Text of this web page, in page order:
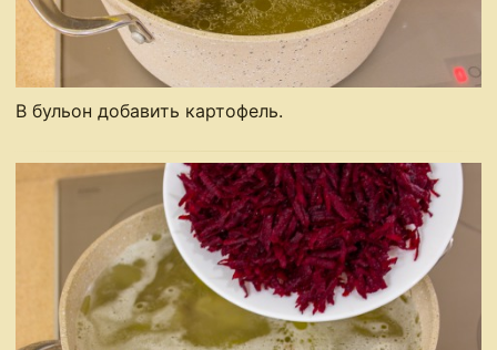
В бульон добавить картофель.